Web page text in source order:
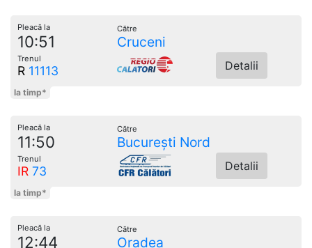
Pleacă la
10:51
Către
Cruceni
Trenul
R 11113 Detalii
la timp*
Pleacă la
11:50
Către
București Nord
Trenul
IR 73 Detalii
la timp*
Pleacă la
12:44
Către
Oradea